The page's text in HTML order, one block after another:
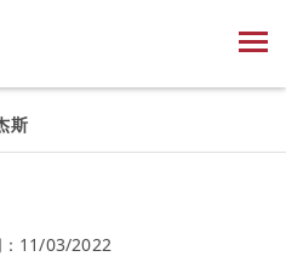
斯
11/03/2022